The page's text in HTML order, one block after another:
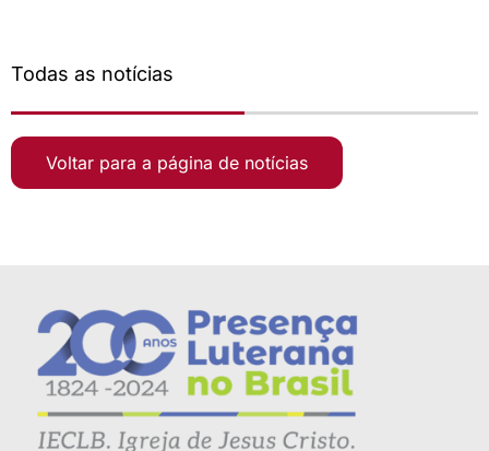
Todas as notícias
Voltar para a página de notícias